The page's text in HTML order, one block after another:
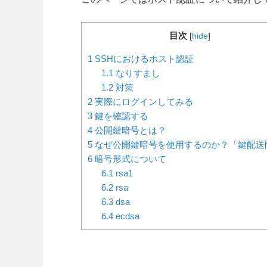
目次 [hide]
1 SSHにおけるホスト認証
1.1 なりすまし
1.2対策
2 実際にログインしてみる
3 鍵を確認する
4 公開鍵暗号とは？
5 なぜ公開鍵暗号を使用するのか？「鍵配送
6 暗号形式について
6.1 rsa1
6.2rsa
6.3dsa
6.4ecdsa